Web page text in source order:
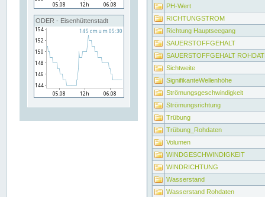
ODER - Eisenhüttenstadt
PH-Wert
RICHTUNGSTROM
Richtung Hauptseegang
SAUERSTOFFGEHALT
SAUERSTOFFGEHALT
Sichtweite
SignifikanteWellenhöhe
Strömungsgeschwindigkeit
Strömungsrichtung
Trübung
Trübung_Rohdaten
Volumen
WINDGESCHWINDIGKEIT
WINDRICHTUNG
Wasserstand
Wasserstand Rohdaten